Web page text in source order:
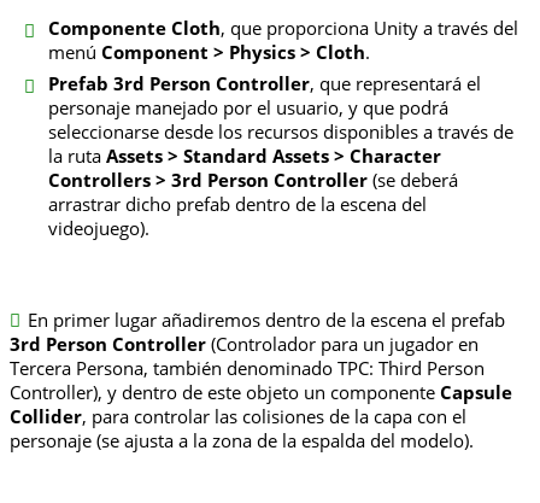
Componente Cloth, que proporciona Unity a través del
menúComponent > Physics > Cloth.
Prefab 3rd Person Controller, que representará el
personaje manejado por el usuario, y que podrá
seleccionarse desde los recursos disponibles a través de
la rutaAssets > Standard Assets > Character
Controllers > 3rd Person Controller (se deberá
arrastrar dicho prefab dentro de la escena del
videojuego).
En primer lugar añadiremos dentro de la escena el prefab
3rd Person Controller (Controlador para un jugador en
Tercera Persona, también denominado TPC: Third Person
Controller), y dentro de este objeto un componente Capsule
Collider, para controlar las colisiones de la capa con el
personaje (se ajusta a la zona de la espalda del modelo).